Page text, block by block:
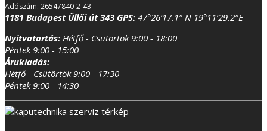
Adószám: 26547840-2-43
1181 Budapest Üllői út 343 GPS: 47°26’17.1″ N 19°11’29.2″E
Nyitvatartás: Hétfő - Csütörtök 9:00 - 18:00
Péntek 9:00 - 15:00
Árukiadás:
Hétfő - Csütörtök 9:00 - 17:30
Péntek 9:00 - 14:30